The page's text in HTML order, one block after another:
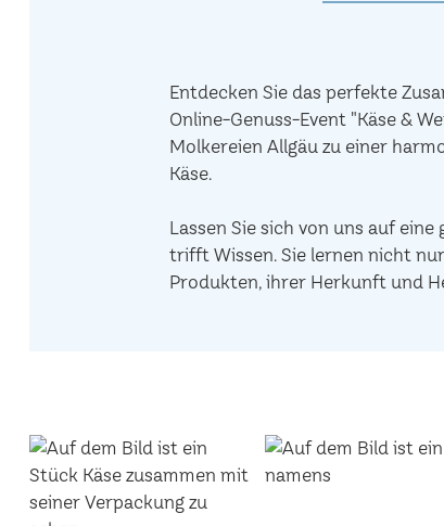
Entdecken Sie das perfekte
Online-Genuss-Event "Käse &
Molkereien Allgäu zu einer
Käse.
Lassen Sie sich von uns auf
trifft Wissen. Sie lernen nicht
Produkten, ihrer Herkunft und